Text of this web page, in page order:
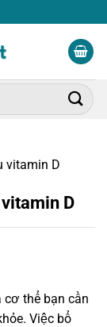
vitamin D
D
thể bạn cần
Việc bổ